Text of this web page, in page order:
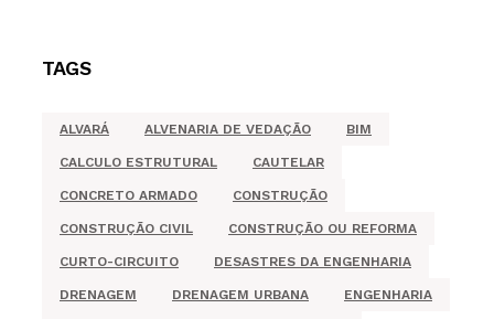
TAGS
ALVARÁ ALVENARIA DE VEDAÇÃO BIM
CALCULO ESTRUTURAL CAUTELAR
CONCRETO ARMADO CONSTRUÇÃO
CONSTRUÇÃO CIVIL CONSTRUÇÃO OU REFORMA
CURTO-CIRCUITO DESASTRES DA ENGENHARIA
DRENAGEM DRENAGEM URBANA ENGENHARIA